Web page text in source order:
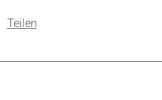
Teilen